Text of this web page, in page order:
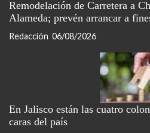
Remodelación de Carretera a
Alameda; prevén arrancar a
Redacción 06/08/2026
En Jalisco están las cuatro
caras del país